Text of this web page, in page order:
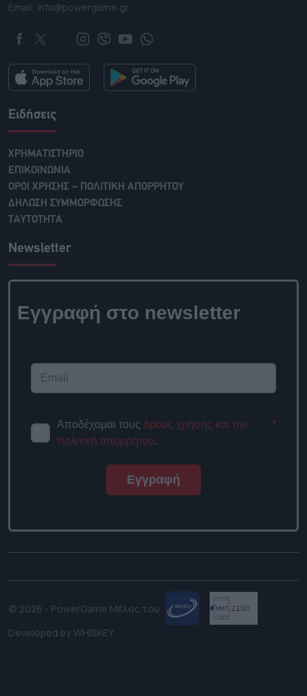
Email: info@powergame.gr
Ειδήσεις
ΧΡΗΜΑΤΙΣΤΗΡΙΟ
ΕΠΙΚΟΙΝΩΝΙΑ
ΟΡΟΙ ΧΡΗΣΗΣ – ΠΟΛΙΤΙΚΗ ΑΠΟΡΡΗΤΟΥ
ΔΗΛΩΣΗ ΣΥΜΜΟΡΦΩΣΗΣ
ΤΑΥΤΟΤΗΤΑ
Newsletter
Εγγραφή στο newsletter
Αποδέχομαι τους όρους χρήσης και την
πολιτική απορρήτου.
*
Εγγραφή
© 2026 - PowerGame. Μέλος του
Developed by WHISKEY